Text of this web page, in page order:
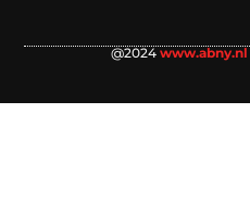
@2024 www.abny.nl